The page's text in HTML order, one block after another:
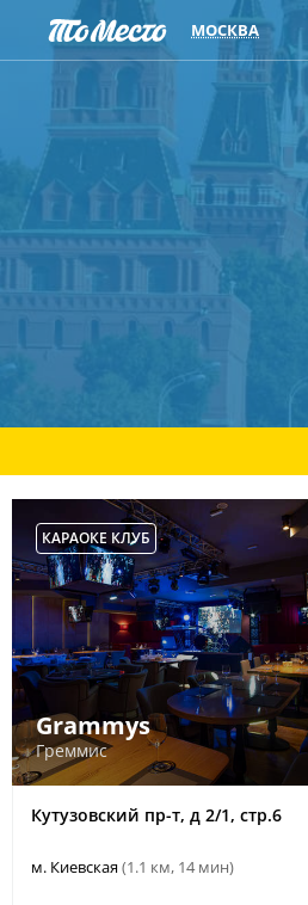
МОСКВА
КАРАОКЕ КЛУБ
Grammys
Греммис
Кутузовский пр-т, д 2/1, стр.6
м. Киевская(1.1 км, 14 мин)